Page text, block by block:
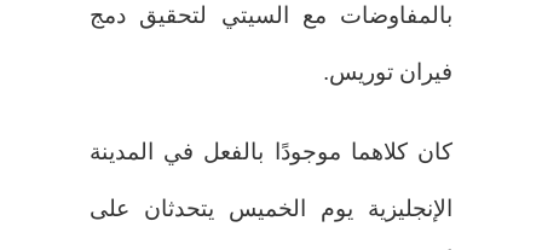
بالمفاوضات مع السيتي لتحقيق دمج
فيران توريس.
كان كلاهما موجودًا بالفعل في المدينة
الإنجليزية يوم الخميس يتحدثان على